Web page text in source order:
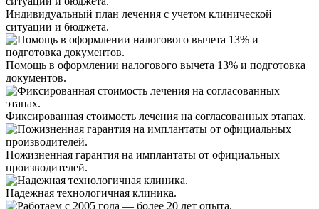
Индивидуальный план лечения с учетом клинической
ситуации и бюджета.
Помощь в оформлении налогового вычета 13% и подготовка
документов.
Фиксированная стоимость лечения на согласованных этапах.
Пожизненная гарантия на имплантаты от официальных
производителей.
Надежная технологичная клиника.